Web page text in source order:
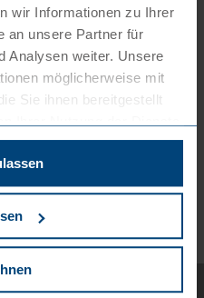
wir Informationen zu Ihrer
an unsere Partner für
Analysen weiter. Unsere
möglicherweise mit
Sie ihnen bereitgestellt
der Verwendung von
oder
.